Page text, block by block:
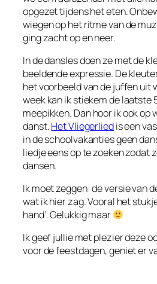
opgezet tijdens het eten.
wiegen op het ritme van de
ging zacht op en neer.
In de dansles doen ze met de
beeldende expressie. De
het voorbeeld van de juffen uit
week kan ik stiekem de laatste
meepikken. Dan hoor ik ook op
danst.Het Vliegerliedis een
in de schoolvakanties geen
liedje eens op te zoeken zodat
dansen.
Ik moet zeggen: de versie van
wat ik hier zag. Vooral het
hand’. Gelukkig maar
Ik geef jullie met plezier deze
voor de feestdagen, geniet er